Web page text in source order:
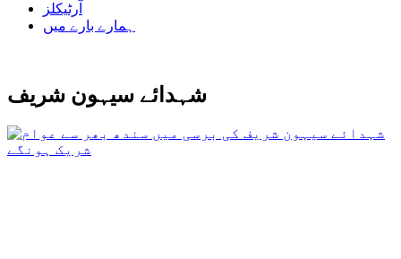
آرٹیکلز
ہمارے بارے میں
شہدائے سیہون شریف